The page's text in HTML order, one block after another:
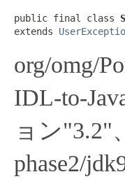
public final class
extends
org/omg/
IDL-to-
ョン"3.2"
phase2/